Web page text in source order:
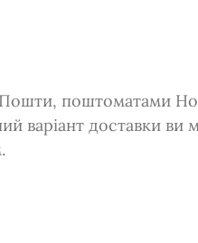
Пошти, поштоматами
варіант доставки